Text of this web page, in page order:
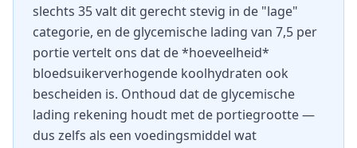
slechts 35 valt dit gerecht stevig in de "lage"
categorie, en de glycemische lading van 7,5 per
portie vertelt ons dat de *hoeveelheid*
bloedsuikerverhogende koolhydraten ook
bescheiden is. Onthoud dat de glycemische
lading rekening houdt met de portiegrootte —
dus zelfs als een voedingsmiddel wat